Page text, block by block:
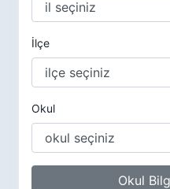
İlçe
Okul
Okul